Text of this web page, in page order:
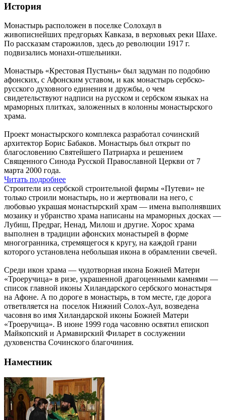
История
Монастырь расположен в поселке Солохаул в
живописнейших предгорьях Кавказа, в верховьях реки Шахе.
По рассказам старожилов, здесь до революции 1917 г.
подвизались монахи-отшельники.
Монастырь «Крестовая Пустынь» был задуман по подобию
афонских, с Афонским уставом, и как монастырь сербско-
русского духовного единения и дружбы, о чем
свидетельствуют надписи на русском и сербском языках на
мраморных плитках, заложенных в колонны монастырского
храма.
Проект монастырского комплекса разработал сочинский
архитектор Борис Бабаков. Монастырь был открыт по
благословению Святейшего Патриарха и решением
Священного Синода Русской Православной Церкви от 7
марта 2000 года.
Читать подробнее
Строители из сербской строительной фирмы «Путеви» не
только строили монастырь, но и жертвовали на него, с
любовью украшая монастырский храм — имена выполнявших
мозаику и убранство храма написаны на мраморных досках —
Лубиш, Предраг, Ненад, Милош и другие. Хорос храма
выполнен в традиции афонских монастырей в форме
многогранника, стремящегося к кругу, на каждой грани
которого установлена небольшая икона в обрамлении свечей.
Среди икон храма — чудотворная икона Божией Матери
«Троеручица» в ризе, украшенной драгоценными камнями —
список главной иконы Хиландарского сербского монастыря
на Афоне. А по дороге в монастырь, в том месте, где дорога
ответвляется на поселок Нижний Солох-Аул, возведена
часовня во имя Хиландарской иконы Божией Матери
«Троеручица». В июне 1999 года часовню освятил епископ
Майкопский и Армавирский Филарет в сослужении
духовенства Сочинского благочиния.
Наместник